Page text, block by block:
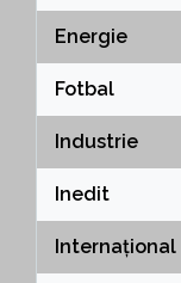
Energie
Fotbal
Industrie
Inedit
Internațional